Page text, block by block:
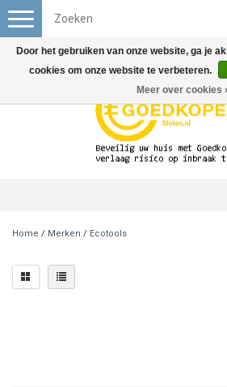
Toggle
navigation
Home / Merken / Ecotools
Door het gebruiken van onze website, ga je
cookies om onze website te verbeteren.
Meer over cookies